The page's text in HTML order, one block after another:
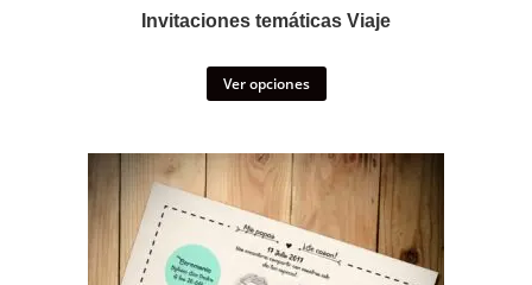
Invitaciones temáticas Viaje
Ver opciones